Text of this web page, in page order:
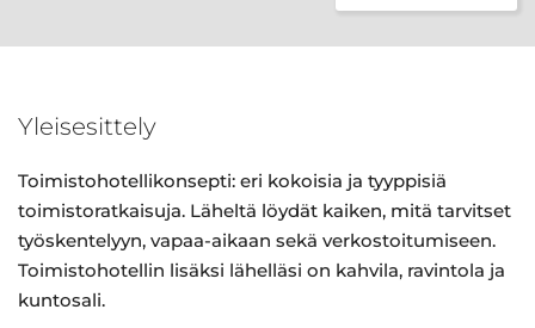
Yleisesittely
Toimistohotellikonsepti: eri kokoisia ja tyyppisiä
toimistoratkaisuja. Läheltä löydät kaiken, mitä tarvitset
työskentelyyn, vapaa-aikaan sekä verkostoitumiseen.
Toimistohotellin lisäksi lähelläsi on kahvila, ravintola ja
kuntosali.